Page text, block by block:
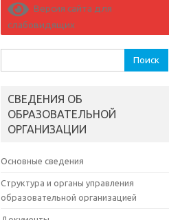
Версия сайта для
слабовидящих
СВЕДЕНИЯ ОБ
ОБРАЗОВАТЕЛЬНОЙ
ОРГАНИЗАЦИИ
Основные сведения
Структура и органы управления
образовательной организацией